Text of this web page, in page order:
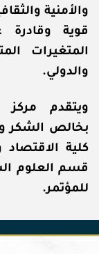
والأمنية
قوية
المتغيرات
والدولي.
ويتقدم مركز
بخالص الشكر
كلية
قسم العلوم
للمؤتمر.